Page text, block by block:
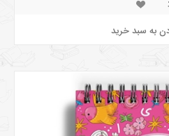
به سبد خرید